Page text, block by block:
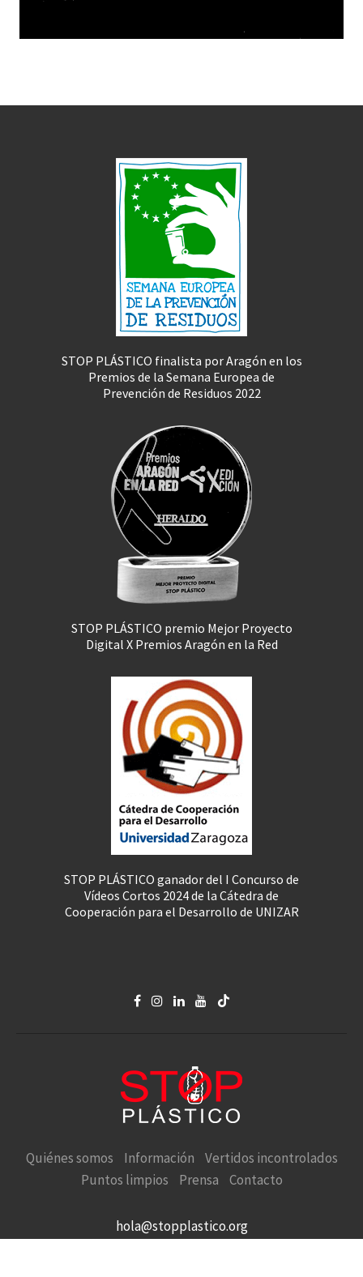
STOP PLÁSTICO finalista por Aragón en los
Premios de la Semana Europea de
Prevención de Residuos 2022
STOP PLÁSTICO premio Mejor Proyecto
Digital X Premios Aragón en la Red
STOP PLÁSTICO ganador del I Concurso de
Vídeos Cortos 2024 de la Cátedra de
Cooperación para el Desarrollo de UNIZAR
Quiénes somos Información
Vertidos incontrolados
Puntos limpios
Prensa Contacto
hola@stopplastico.org